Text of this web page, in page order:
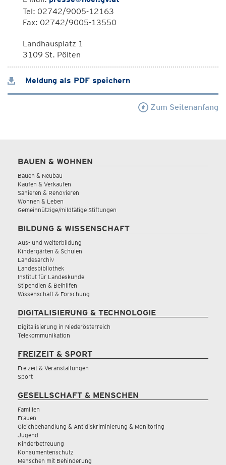
Tel: 02742/9005-12163
Fax: 02742/9005-13550
Landhausplatz 1
3109 St. Pölten
Meldung als PDF speichern
Zum Seitenanfang
BAUEN & WOHNEN
Bauen & Neubau
Kaufen & Verkaufen
Sanieren & Renovieren
Wohnen & Leben
Gemeinnützige/mildtätige Stiftungen
BILDUNG & WISSENSCHAFT
Aus- und Weiterbildung
Kindergärten & Schulen
Landesarchiv
Landesbibliothek
Institut für Landeskunde
Stipendien & Beihilfen
Wissenschaft & Forschung
DIGITALISIERUNG & TECHNOLOGIE
Digitalisierung in Niederösterreich
Telekommunikation
FREIZEIT & SPORT
Freizeit & Veranstaltungen
Sport
GESELLSCHAFT & MENSCHEN
Familien
Frauen
Gleichbehandlung & Antidiskriminierung & Monitoring
Jugend
Kinderbetreuung
Konsumentenschutz
Menschen mit Behinderung